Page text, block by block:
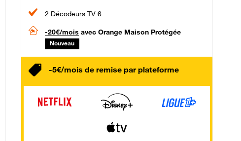
2 Décodeurs TV 6
-20€/mois avec Orange Maison Protégée
Nouveau
-5€/mois de remise par plateforme